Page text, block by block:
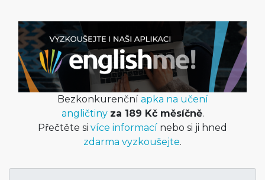
Bezkonkurenční apka na učení
angličtiny za 189 Kč měsíčně.
Přečtěte si více informací nebo si ji hned
zdarma vyzkoušejte.